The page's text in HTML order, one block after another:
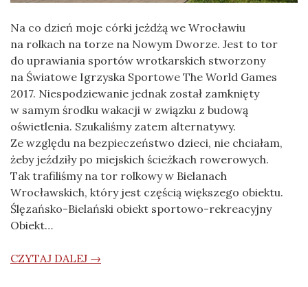
Na co dzień moje córki jeżdżą we Wrocławiu
na rolkach na torze na Nowym Dworze. Jest to tor
do uprawiania sportów wrotkarskich stworzony
na Światowe Igrzyska Sportowe The World Games
2017. Niespodziewanie jednak został zamknięty
w samym środku wakacji w związku z budową
oświetlenia. Szukaliśmy zatem alternatywy.
Ze względu na bezpieczeństwo dzieci, nie chciałam,
żeby jeździły po miejskich ścieżkach rowerowych.
Tak trafiliśmy na tor rolkowy w Bielanach
Wrocławskich, który jest częścią większego obiektu.
Ślęzańsko-Bielański obiekt sportowo-rekreacyjny
Obiekt…
CZYTAJ DALEJ →